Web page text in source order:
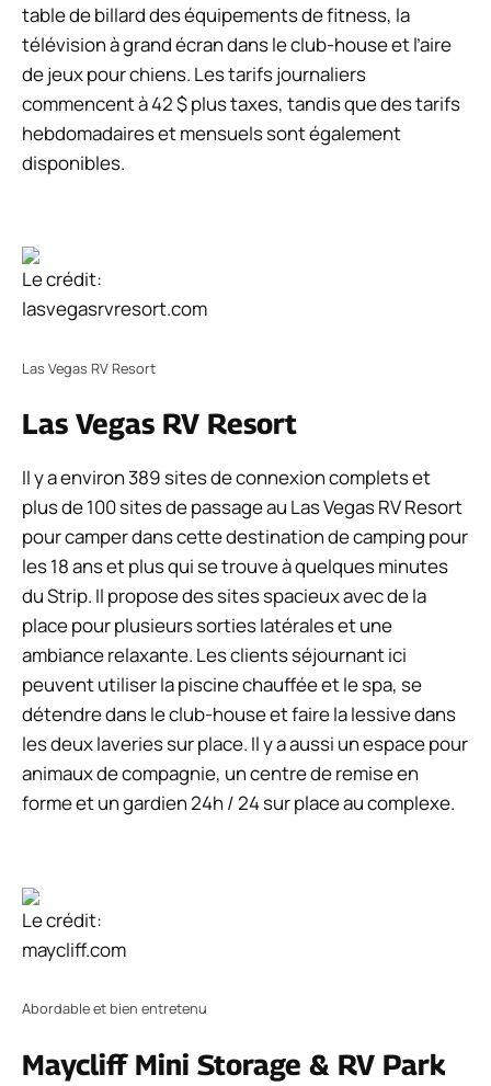
table de billard des équipements de fitness, la
télévision à grand écran dans le club-house et l’aire
de jeux pour chiens. Les tarifs journaliers
commencent à 42 $ plus taxes, tandis que des tarifs
hebdomadaires et mensuels sont également
disponibles.
Le crédit:
lasvegasrvresort.com
Las Vegas RV Resort
Las Vegas RV Resort
Il y a environ 389 sites de connexion complets et
plus de 100 sites de passage au Las Vegas RV Resort
pour camper dans cette destination de camping pour
les 18 ans et plus qui se trouve à quelques minutes
du Strip. Il propose des sites spacieux avec de la
place pour plusieurs sorties latérales et une
ambiance relaxante. Les clients séjournant ici
peuvent utiliser la piscine chauffée et le spa, se
détendre dans le club-house et faire la lessive dans
les deux laveries sur place. Il y a aussi un espace pour
animaux de compagnie, un centre de remise en
forme et un gardien 24h / 24 sur place au complexe.
Le crédit:
maycliff.com
Abordable et bien entretenu
Maycliff Mini Storage & RV Park